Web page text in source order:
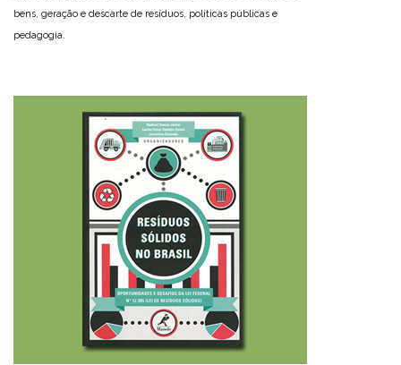
bens, geração e descarte de resíduos, políticas públicas e
pedagogia.